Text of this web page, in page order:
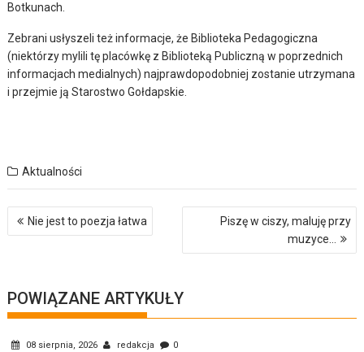
Botkunach.
Zebrani usłyszeli też informacje, że Biblioteka Pedagogiczna
(niektórzy mylili tę placówkę z Biblioteką Publiczną w poprzednich
informacjach medialnych) najprawdopodobniej zostanie utrzymana
i przejmie ją Starostwo Gołdapskie.
Aktualności
Nawigacja
wpisuNie jest to poezja łatwa
Piszę w ciszy, maluję przy
muzyce…
POWIĄZANE ARTYKUŁY
08 sierpnia, 2026 redakcja 0